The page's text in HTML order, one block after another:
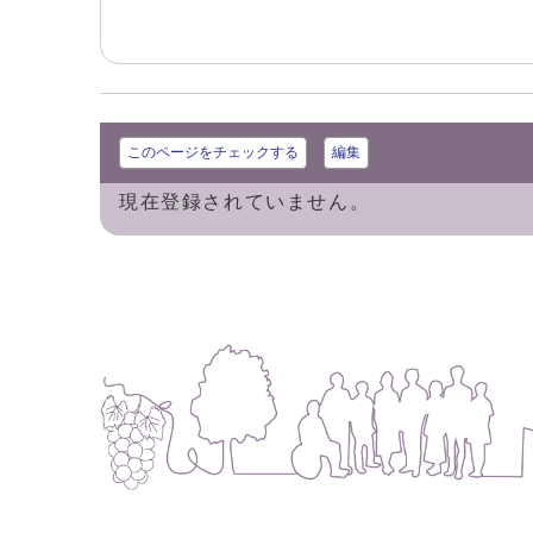
このページをチェックする 編集
現在登録されていません。